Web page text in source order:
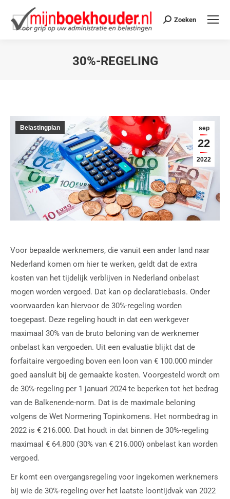
Zoeken
30%-REGELING
sep
22
2022
Belastingplan
Voor bepaalde werknemers, die vanuit een ander land naar
Nederland komen om hier te werken, geldt dat de extra
kosten van het tijdelijk verblijven in Nederland onbelast
mogen worden vergoed. Dat kan op declaratiebasis. Onder
voorwaarden kan hiervoor de 30%-regeling worden
toegepast. Deze regeling houdt in dat een werkgever
maximaal 30% van de bruto beloning van de werknemer
onbelast kan vergoeden. Uit een evaluatie blijkt dat de
forfaitaire vergoeding boven een loon van € 100.000 minder
goed aansluit bij de gemaakte kosten. Voorgesteld wordt om
de 30%-regeling per 1 januari 2024 te beperken tot het bedrag
van de Balkenende-norm. Dat is de maximale beloning
volgens de Wet Normering Topinkomens. Het normbedrag in
2022 is € 216.000. Dat houdt in dat binnen de 30%-regeling
maximaal € 64.800 (30% van € 216.000) onbelast kan worden
vergoed.
Er komt een overgangsregeling voor ingekomen werknemers
bij wie de 30%-regeling over het laatste loontijdvak van 2022